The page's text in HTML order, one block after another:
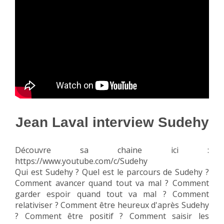
Jean Laval interview Sudehy
Découvre sa chaine ici :
https://www.youtube.com/c/Sudehy
Qui est Sudehy ? Quel est le parcours de Sudehy ?
Comment avancer quand tout va mal ? Comment
garder espoir quand tout va mal ? Comment
relativiser ? Comment être heureux d'après Sudehy
? Comment être positif ? Comment saisir les